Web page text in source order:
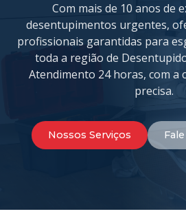
Com mais de 10 anos de
desentupimentos urgentes,
profissionais garantidas para
toda a região de
Atendimento 24 horas, com a
precisa.
Nossos Serviços